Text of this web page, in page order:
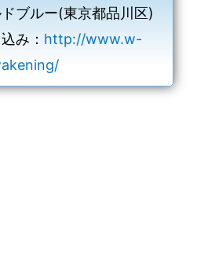
ブルー(東京都品川区)
み： http://www.w-